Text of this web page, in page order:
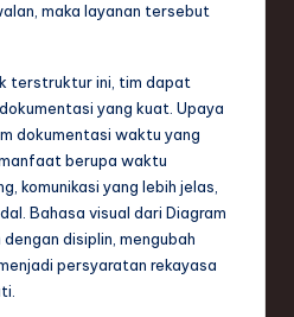
maka layanan tersebut
terstruktur ini, tim dapat
yang kuat. Upaya
dokumentasi waktu yang
berupa waktu
komunikasi yang lebih jelas,
Bahasa visual dari Diagram
disiplin, mengubah
persyaratan rekayasa